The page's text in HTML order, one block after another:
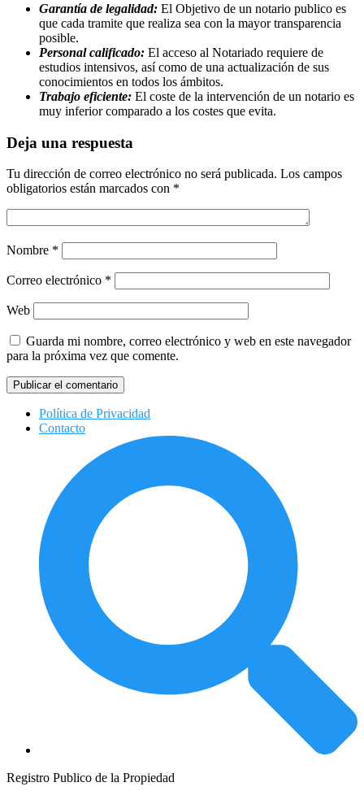
Garantía de legalidad: El Objetivo de un notario publico es
que cada tramite que realiza sea con la mayor transparencia
posible.
Personal calificado: El acceso al Notariado requiere de
estudios intensivos, así como de una actualización de sus
conocimientos en todos los ámbitos.
Trabajo eficiente: El coste de la intervención de un notario es
muy inferior comparado a los costes que evita.
Deja una respuesta
Tu dirección de correo electrónico no será publicada. Los campos
obligatorios están marcados con *
Nombre *
Correo electrónico *
Web
Guarda mi nombre, correo electrónico y web en este navegador
para la próxima vez que comente.
Política de Privacidad
Contacto
Registro Publico de la Propiedad